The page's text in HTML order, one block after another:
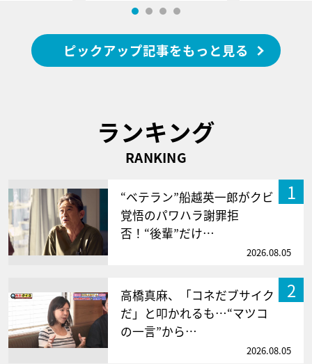
ピックアップ記事をもっと見る
ランキング
RANKING
1
“ベテラン”船越英一郎がクビ
覚悟のパワハラ謝罪拒
否！“後輩”だけ…
2026.08.05
2
高橋真麻、「コネだブサイク
だ」と叩かれるも…“マツコ
の一言”から…
2026.08.05